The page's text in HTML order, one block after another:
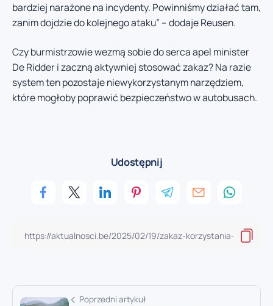
bardziej narażone na incydenty. Powinniśmy działać tam,
zanim dojdzie do kolejnego ataku” – dodaje Reusen.
Czy burmistrzowie wezmą sobie do serca apel minister
De Ridder i zaczną aktywniej stosować zakaz? Na razie
system ten pozostaje niewykorzystanym narzędziem,
które mogłoby poprawić bezpieczeństwo w autobusach.
Udostępnij
Poprzedni artykuł